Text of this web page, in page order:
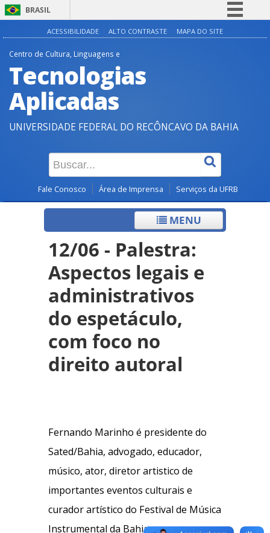
BRASIL
Simplifique!
Canais
ACESSIBILIDADE ALTO CONTRASTE MAPA DO SITE
Centro de Cultura, Linguagens e
Tecnologias
Aplicadas
UNIVERSIDADE FEDERAL DO RECÔNCAVO DA BAHIA
Fale Conosco Área de Imprensa Serviços da UFRB
MENU
12/06 - Palestra:
Aspectos legais e
administrativos
do espetáculo,
com foco no
direito autoral
Fernando Marinho é presidente do
Sated/Bahia, advogado, educador,
músico, ator, diretor artistico de
importantes eventos culturais e
curador artístico do Festival de Música
Instrumental da Bahia.